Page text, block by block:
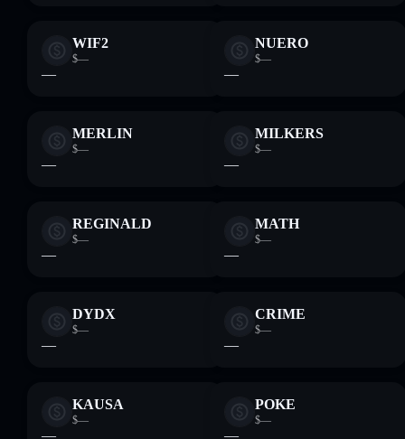
WIF2
$—
—
NUERO
$—
—
MERLIN
$—
—
MILKERS
$—
—
REGINALD
$—
—
MATH
$—
—
DYDX
$—
—
CRIME
$—
—
KAUSA
$—
—
POKE
$—
—